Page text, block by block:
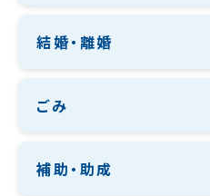
結婚・離婚
ごみ
補助・助成